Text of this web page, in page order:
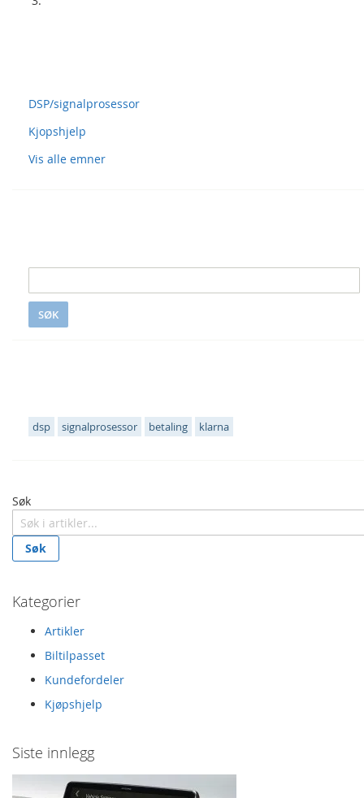
DSP/signalprosessor
Kjopshjelp
Vis alle emner
SØK
dsp signalprosessor betaling klarna
Søk
Søk
Kategorier
Artikler
Biltilpasset
Kundefordeler
Kjøpshjelp
Siste innlegg